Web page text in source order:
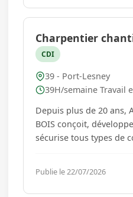
140.000 visiteurs
Charpentier
CDI
39 - Port-Lesney
39H/semaine Travail
Depuis plus de 20 ans,
BOIS conçoit,
sécurise tous types de
partage ses convictions
avec une trentaine de
Publie le 22/07/2026